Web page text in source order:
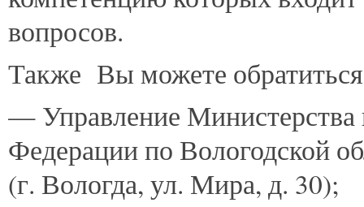
вопросов.
Также Вы можете
— Управление Министерства
Федерации по Вологодской
(г. Вологда, ул. Мира, д. 30);